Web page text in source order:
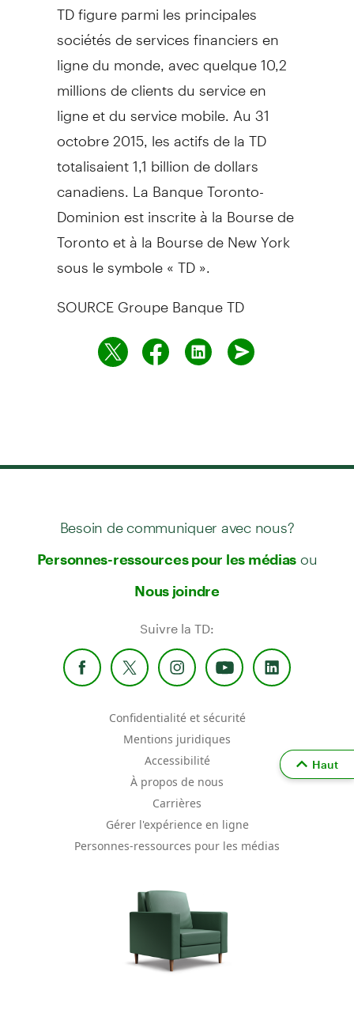
TD figure parmi les principales
sociétés de services financiers en
ligne du monde, avec quelque 10,2
millions de clients du service en
ligne et du service mobile. Au 31
octobre 2015, les actifs de la TD
totalisaient 1,1 billion de dollars
canadiens. La Banque Toronto-
Dominion est inscrite à la Bourse de
Torontoet à la Bourse deNew York
sous le symbole « TD ».
SOURCE Groupe Banque TD
Besoin de communiquer avec nous?
Personnes-ressources pour les médias ou
Nous joindre
Suivre la TD:
Confidentialité et sécurité
Mentions juridiques
Accessibilité
À propos de nous
Carrières
Gérer l'expérience en ligne
Personnes-ressources pour les médias
Haut